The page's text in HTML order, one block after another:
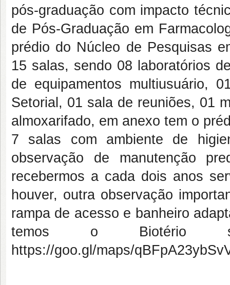
pós-graduação com impacto
de Pós-Graduação em
prédio do Núcleo de Pesquisas
15 salas, sendo 08 laboratórios
de equipamentos multiusuário,
Setorial, 01 sala de reuniões, 01
almoxarifado, em anexo tem o
7 salas com ambiente de
observação de manutenção
recebermos a cada dois anos
houver, outra observação
rampa de acesso e banheiro
temos o Biotério
https://goo.gl/maps/